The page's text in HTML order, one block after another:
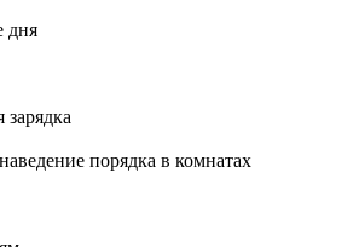
дня
зарядка
порядка в комнатах